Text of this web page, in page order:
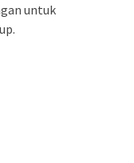
untuk